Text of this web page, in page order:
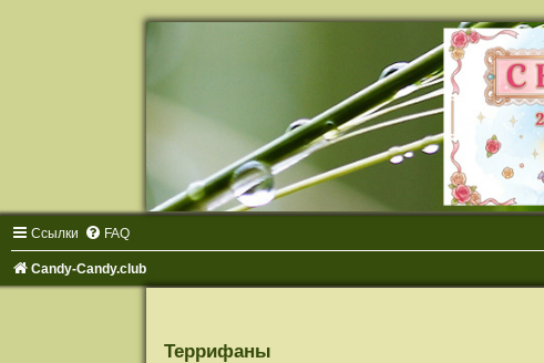
Ссылки FAQ
Candy-Candy.club
Террифаны